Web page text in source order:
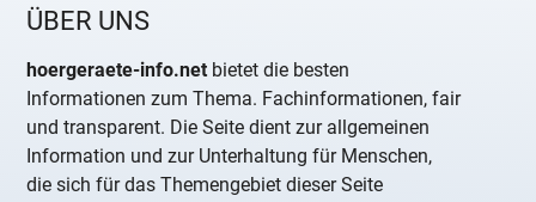
ÜBER UNS
hoergeraete-info.net bietet die besten
Informationen zum Thema. Fachinformationen, fair
und transparent. Die Seite dient zur allgemeinen
Information und zur Unterhaltung für Menschen,
die sich für das Themengebiet dieser Seite